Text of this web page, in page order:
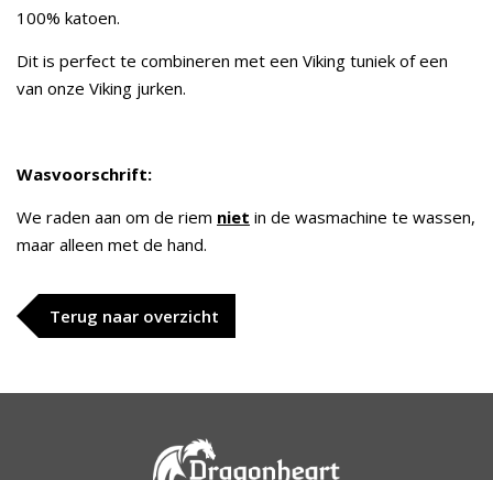
100% katoen.
Dit is perfect te combineren met een Viking tuniek of een
van onze Viking jurken.
Wasvoorschrift:
We raden aan om de riem niet in de wasmachine te wassen,
maar alleen met de hand.
Terug naar overzicht